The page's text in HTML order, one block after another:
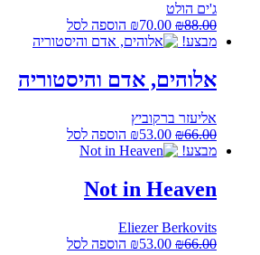
ג'ים הולט
₪88.00
המחיר
המקורי
₪88.00.
₪70.00
המחיר
הנוכחי
₪70.00.
הוספה לסל
מבצע!
אלוהים, אדם והיסטוריה
אליעזר ברקוביץ
₪66.00
המחיר
המקורי
₪66.00.
₪53.00
המחיר
הנוכחי
₪53.00.
הוספה לסל
מבצע!
Not in Heaven
Eliezer Berkovits
₪66.00
המחיר₪53.00
המחיר
הוספה לסל